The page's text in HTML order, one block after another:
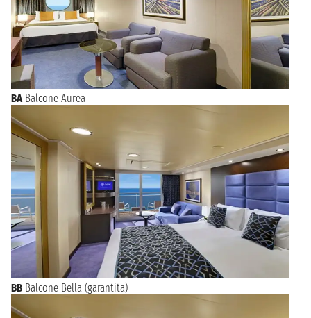
BA Balcone Aurea
BB Balcone Bella (garantita)